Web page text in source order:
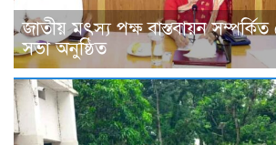
জাতীয় মৎস্য পক্ষ বাস্তবায়ন
সভা অনুষ্ঠিত